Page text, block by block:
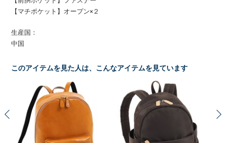
【マチポケット】オープン×２
生産国：
中国
このアイテムを見た人は、こんなアイテムを見ています